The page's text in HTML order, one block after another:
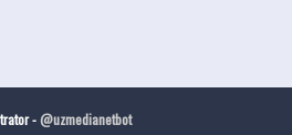
-@uzmedianetbot